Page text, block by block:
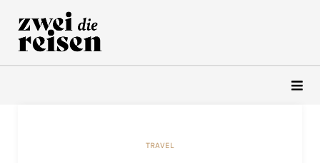
Inhalt
springen
TRAVEL